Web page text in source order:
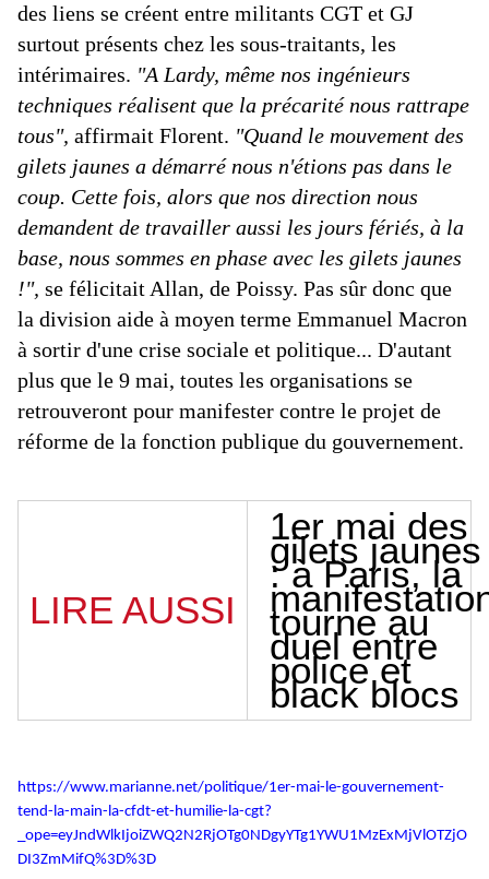
des liens se créent entre militants CGT et GJ
surtout présents chez les sous-traitants, les
intérimaires. "A Lardy, même nos ingénieurs
techniques réalisent que la précarité nous rattrape
tous", affirmait Florent. "Quand le mouvement des
gilets jaunes a démarré nous n'étions pas dans le
coup. Cette fois, alors que nos direction nous
demandent de travailler aussi les jours fériés, à la
base, nous sommes en phase avec les gilets jaunes
!", se félicitait Allan, de Poissy. Pas sûr donc que
la division aide à moyen terme Emmanuel Macron
à sortir d'une crise sociale et politique... D'autant
plus que le 9 mai, toutes les organisations se
retrouveront pour manifester contre le projet de
réforme de la fonction publique du gouvernement.
LIRE AUSSI
1er mai des
gilets jaunes
: à Paris, la
tourne au
duel entre
police et
black blocs
https://www.marianne.net/politique/1er-mai-le-gouvernement-
tend-la-main-la-cfdt-et-humilie-la-cgt?
_ope=eyJndWlkIjoiZWQ2N2RjOTg0NDgyYTg1YWU1MzExMjVlOTZjO
DI3ZmMifQ%3D%3D